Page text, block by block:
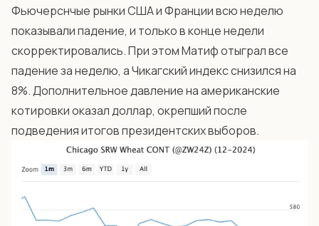
Фьючерснчые рынки США и Франции всю неделю
показывали падение, и только в конце недели
скорректировались. При этом Матиф отыграл все
падение за неделю, а Чикагский индекс снизился на
8%. Дополнительное давление на американские
котировки оказал доллар, окрепший после
подведения итогов президентских выборов.